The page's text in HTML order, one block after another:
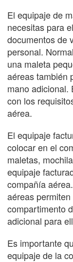
El equipaje de
necesitas para
documentos de
personal.
una maleta
aéreas también
mano adicional.
con los
aérea.
El equipaje
colocar en el
maletas,
equipaje
compañía
aéreas
compartimento
adicional para
Es importante
equipaje de la